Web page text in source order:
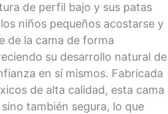
de perfil bajo y sus patas
niños pequeños acostarse y
de la cama de forma
su desarrollo natural de
en sí mismos. Fabricada
de alta calidad, esta cama
también segura, lo que